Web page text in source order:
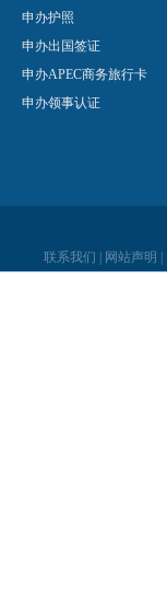
申办护照
申办出国签证
申办APEC商务旅行卡
申办领事认证
联系我们 网站声明